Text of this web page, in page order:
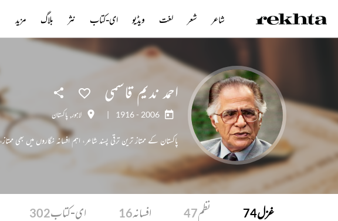
احمد ندیم قاسمی
1916 - 2006
| لاہور, پاکستان
پاکستان کے ممتاز ترین ترقی پسند شاعر، اہم افسانہ نگاروں میں
غزل74 نظم47 افسانہ16 ای-کتاب302
شاعر شعر لغت ویڈیو ای-کتاب نثر بلاگ مزید